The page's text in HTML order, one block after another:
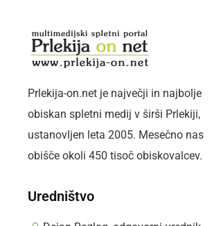
PETEK, 7. AVGUST 2026 Sledite nam:
Prlekija-on.net je največji in najbolje
obiskan spletni medij v širši Prlekiji,
ustanovljen leta 2005. Mesečno nas
obišče okoli 450 tisoč obiskovalcev.
Uredništvo
Naslovnica Črna kronika